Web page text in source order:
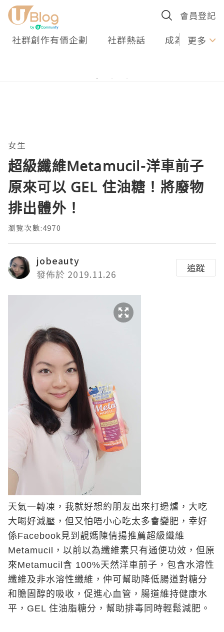
會員登記
社群創作有價企劃 社群熱話 成為U更多
女生
超級纖維Metamucil-洋車前子
原來可以 GEL 住油糖！將廢物
排出體外！
瀏覽次數:4970
jobeauty
發佈於 2019.11.26
追蹤
天氣一轉凍，我就好想約朋友出來打邊爐，大吃
大喝好減壓，但又怕唔小心吃太多會變肥，幸好
係Facebook見到靚媽陳倩揚推薦超級纖維
Metamucil，以前以為纖維素只有通便功效，但原
來Metamucil含 100%天然洋車前子，包含水溶性
纖維及非水溶性纖維，仲可幫助降低腸道對糖分
和膽固醇的吸收，促進心血管，腸道維持健康水
平，GEL 住油脂糖分，幫助排毒同時輕鬆減肥。